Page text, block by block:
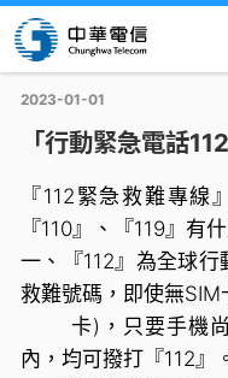
資費合約
2023-01-01
「行動緊急電話
『112緊急救難專線
『110』、『119』有
一、『112』為全球
救難號碼，即使無SIM
卡)，只要手機尚
內，均可撥打『112』